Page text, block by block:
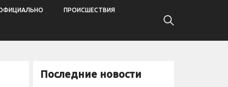
ПРОИСШЕСТВИЯ
Последние новости